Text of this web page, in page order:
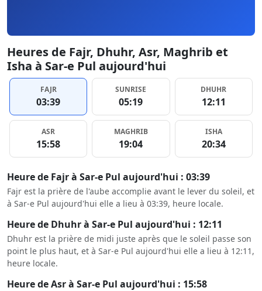
Heures de Fajr, Dhuhr, Asr, Maghrib et
Isha à Sar-e Pul aujourd'hui
FAJR
03:39
SUNRISE
05:19
DHUHR
12:11
ASR
15:58
MAGHRIB
19:04
ISHA
20:34
Heure de Fajr à Sar-e Pul aujourd'hui : 03:39
Fajr est la prière de l'aube accomplie avant le lever du soleil, et
à Sar-e Pul aujourd'hui elle a lieu à 03:39, heure locale.
Heure de Dhuhr à Sar-e Pul aujourd'hui : 12:11
Dhuhr est la prière de midi juste après que le soleil passe son
point le plus haut, et à Sar-e Pul aujourd'hui elle a lieu à 12:11,
heure locale.
Heure de Asr à Sar-e Pul aujourd'hui : 15:58